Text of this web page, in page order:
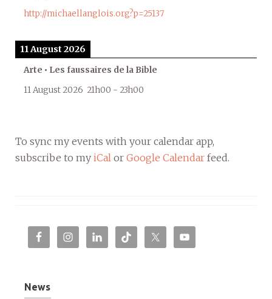
http://michaellanglois.org?p=25137
11 August 2026
Arte • Les faussaires de la Bible
11 August 2026 21h00 - 23h00
To sync my events with your calendar app,
subscribe to my iCal or Google Calendar feed.
News